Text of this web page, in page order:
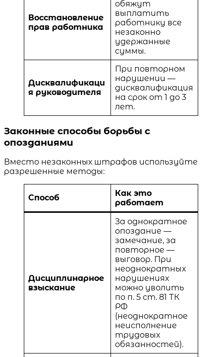
Восстановление
прав работника
обяжут
выплатить
работнику все
незаконно
удержанные
суммы.
Дисквалификаци
я руководителя
При повторном
нарушении —
дисквалификация
на срок от 1 до 3
лет.
Законные способы борьбы с
опозданиями
Вместо незаконных штрафов используйте
разрешенные методы:
Способ
Как это
работает
Дисциплинарное
взыскание
За однократное
опоздание —
замечание, за
повторное —
выговор. При
неоднократных
нарушениях
можно уволить
по п. 5 ст. 81 ТК
РФ
(неоднократное
неисполнение
трудовых
обязанностей).